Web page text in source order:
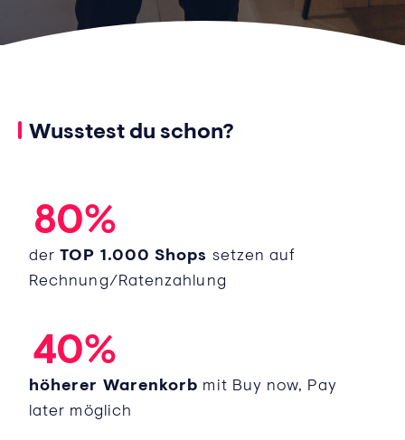
Wusstest du schon?
6
80%
derTOP 1.000 Shops setzen auf
Rechnung/Ratenzahlung
1
2
40%
höherer Warenkorb mit Buy now, Pay
later möglich
1
2
3
5
6